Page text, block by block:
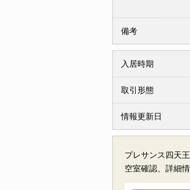
備考
入居時期
取引形態
情報更新日
プレサンス四天
空室確認、詳細